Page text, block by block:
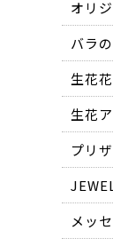
オリ
バラ
生花
生花
プリ
メッ